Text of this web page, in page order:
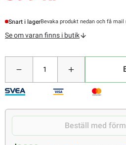
Snart i lagerBevaka produkt nedan och få
Se om varan finns i butik
Beställ med